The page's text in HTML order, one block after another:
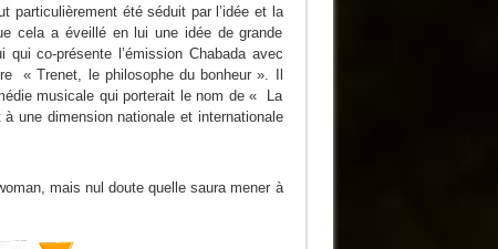
particulièrement été séduit par l’idée et la
cela a éveillé en lui une idée de grande
co-présente l’émission Chabada avec
« Trenet, le philosophe du bonheur ». Il
musicale qui porterait le nom de « La
une dimension nationale et internationale
mais nul doute quelle saura mener à